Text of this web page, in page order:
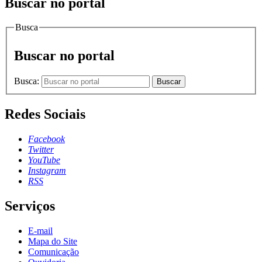
Busca
Buscar no portal
Busca: Buscar
Redes Sociais
Facebook
Twitter
YouTube
Instagram
RSS
Serviços
E-mail
Mapa do Site
Comunicação